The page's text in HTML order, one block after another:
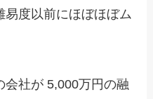
易度以前にほぼほぼム
会社が 5,000万円の融